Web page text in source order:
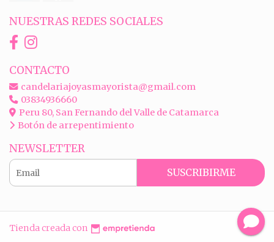
NUESTRAS REDES SOCIALES
CONTACTO
candelariajoyasmayorista@gmail.com
03834936660
Peru 80, San Fernando del Valle de Catamarca
Botón de arrepentimiento
NEWSLETTER
SUSCRIBIRME
Tienda creada con